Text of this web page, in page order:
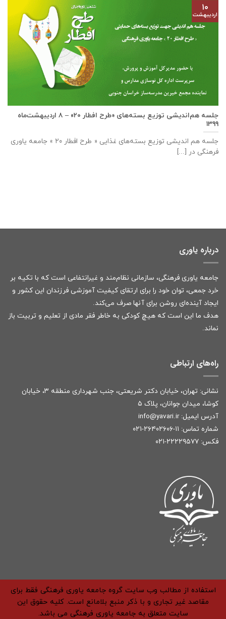
جلسه هم‌اندیشی توزیع بسته‌های «طرح افطار ۲۰» – ۸ اردیبهشت‌ماه
۱۳۹۹
جلسه هم اندیشی توزیع بسته‌های غذایی « طرح افطار ۲۰ » جامعه یاوری
فرهنگی در [...]
۱۰
اردیبهشت
درباره یاوری
جامعه یاوری فرهنگی، سازمانی نظام‌مند و غیرانتفاعی است که با تکیه بر
خرد جمعی، توان خود را برای ارتقای کیفیت آموزشی فرزندان این کشور و
ایجاد آینده‌ای روشن برای آنها صرف می‌کند.
هدف ما این است که هیچ کودکی به خاطر فقر مادی از تعلیم و تربیت باز
نماند.
راه‌های ارتباطی
نشانی: تهران، خیابان دکتر شریعتی، جنب شهرداری منطقه ۳، خیابان
کوشا، میدان جوانان، پلاک ۵
آدرس ایمیل: info@yavari.ir
شماره تماس: ۱۱-۲۶۴۰۲۶۰۶-۰۲۱
فکس: ۲۲۲۲۹۵۷۷-۰۲۱
استفاده از مطالب وب سایت گروه جامعه یاوری فرهنگی فقط برای
مقاصد غیر تجاری و با ذکر منبع بلامانع است. کلیه حقوق این
سایت متعلق به جامعه یاوری فرهنگی می باشد.